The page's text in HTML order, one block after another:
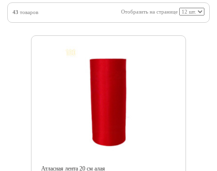
43 товаров Отобразить на странице
Атласная лента 20 см алая